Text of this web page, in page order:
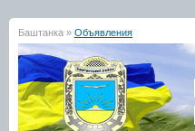
Баштанка » Объявления